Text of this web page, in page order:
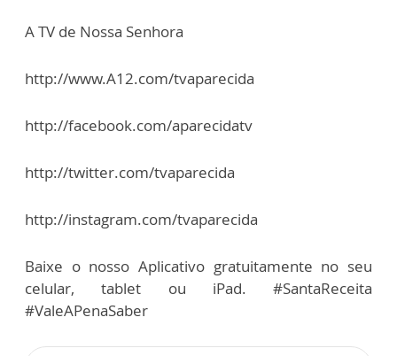
A TV de Nossa Senhora
http://www.A12.com/tvaparecida
http://facebook.com/aparecidatv
http://twitter.com/tvaparecida
http://instagram.com/tvaparecida
Baixe o nosso Aplicativo gratuitamente no seu
celular, tablet ou iPad. #SantaReceita
#ValeAPenaSaber